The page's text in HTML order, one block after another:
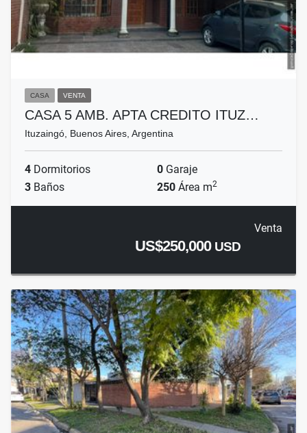
CASA VENTA
CASA 5 AMB. APTA CREDITO ITUZ…
Ituzaingó, Buenos Aires, Argentina
4 Dormitorios 0 Garaje
3 Baños 250 Área m2
Venta
US$250,000 USD